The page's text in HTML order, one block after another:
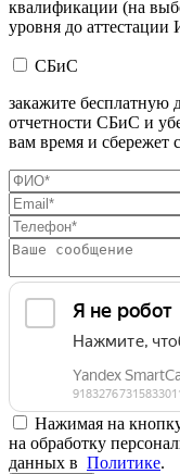
квалификации (на
уровня до
СБиС
закажите бесплатную
отчетности СБиС и
вам время и сбережет
Нажимая на
на обработку
данных в Политике.